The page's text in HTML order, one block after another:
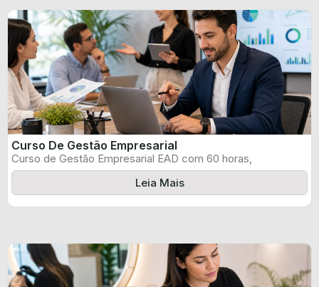
Curso De Gestão Empresarial
Curso de Gestão Empresarial EAD com 60 horas,
certificado informado pelo produtor e ...
Leia Mais